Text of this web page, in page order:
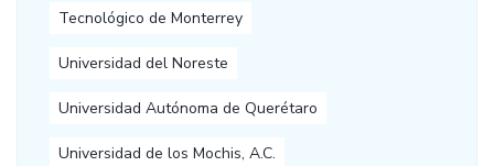
Tecnológico de Monterrey
Universidad del Noreste
Universidad Autónoma de Querétaro
Universidad de los Mochis, A.C.